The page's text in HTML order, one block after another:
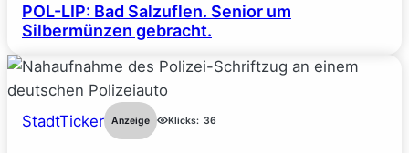
POL-LIP: Bad Salzuflen. Senior um
Silbermünzen gebracht.
StadtTicker Anzeige Klicks: 36